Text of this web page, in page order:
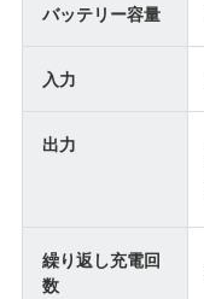
バッテリー容量
入力
出力
繰り返し充電回
数